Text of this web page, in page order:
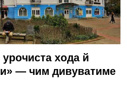
хода й
— чим дивуватиме